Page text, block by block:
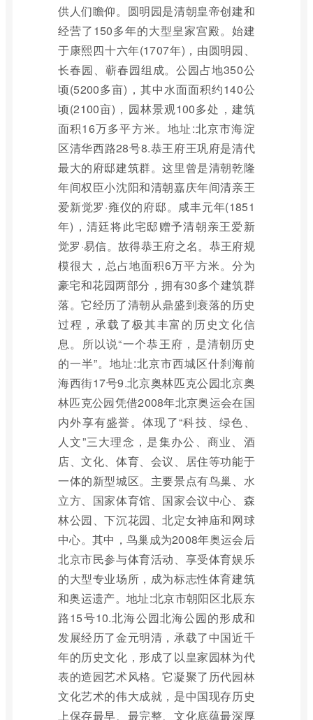
供人们瞻仰。圆明园是清朝皇帝创建和
经营了150多年的大型皇家宫殿。始建
于康熙四十六年(1707年)，由圆明园、
长春园、蕲春园组成。公园占地350公
顷(5200多亩)，其中水面面积约140公
顷(2100亩)，园林景观100多处，建筑
面积16万多平方米。地址:北京市海淀
区清华西路28号8.恭王府王巩府是清代
最大的府邸建筑群。这里曾是清朝乾隆
年间权臣小沈阳和清朝嘉庆年间清亲王
爱新觉罗·雍仪的府邸。咸丰元年(1851
年)，清廷将此宅邸赠予清朝亲王爱新
觉罗·易信。故得恭王府之名。恭王府规
模很大，总占地面积6万平方米。分为
豪宅和花园两部分，拥有30多个建筑群
落。它经历了清朝从鼎盛到衰落的历史
过程，承载了极其丰富的历史文化信
息。所以说“一个恭王府，是清朝历史
的一半”。地址:北京市西城区什刹海前
海西街17号9.北京奥林匹克公园北京奥
林匹克公园凭借2008年北京奥运会在国
内外享有盛誉。体现了“科技、绿色、
人文”三大理念，是集办公、商业、酒
店、文化、体育、会议、居住等功能于
一体的新型城区。主要景点有鸟巢、水
立方、国家体育馆、国家会议中心、森
林公园、下沉花园、北定女神庙和网球
中心。其中，鸟巢成为2008年奥运会后
北京市民参与体育活动、享受体育娱乐
的大型专业场所，成为标志性体育建筑
和奥运遗产。地址:北京市朝阳区北辰东
路15号10.北海公园北海公园的形成和
发展经历了金元明清，承载了中国近千
年的历史文化，形成了以皇家园林为代
表的造园艺术风格。它凝聚了历代园林
文化艺术的伟大成就，是中国现存历史
上保存最早、最完整、文化底蕴最深厚